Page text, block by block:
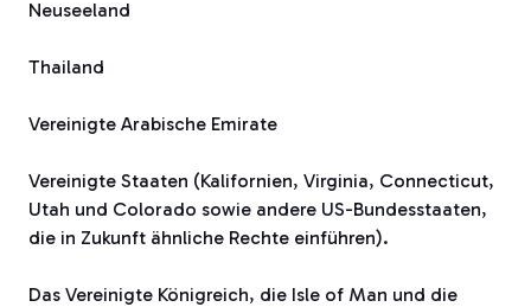
Neuseeland
Thailand
Vereinigte Arabische Emirate
Vereinigte Staaten (Kalifornien, Virginia, Connecticut,
Utah und Colorado sowie andere US-Bundesstaaten,
die in Zukunft ähnliche Rechte einführen).
Das Vereinigte Königreich, die Isle of Man und die